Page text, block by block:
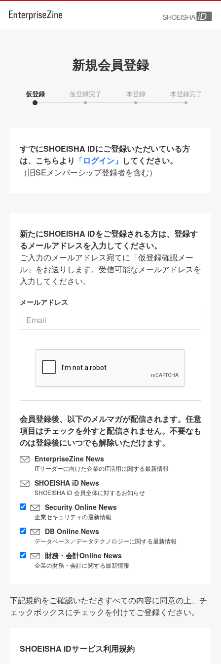
新規会員登録
仮登録 仮登録完了 本登録 本登録完了
すでにSHOEISHA iDにご登録いただいている方
は、こちらより 「ログイン」 してください。
（旧SEメンバーシップ登録者を含む）
新たにSHOEISHA iDをご登録される方は、登録す
るメールアドレスを入力してください。
ご入力のメールアドレス宛てに「仮登録確認メー
ル」をお送りします。受信可能なメールアドレスを
入力してください。
メールアドレス
会員登録後、以下のメルマガが配信されます。任意
項目はチェックを外すと配信されません。不要なも
のは登録後にいつでも解除いただけます。
EnterpriseZine News
ITリーダーに向けた企業のIT活用に関する最新情報
SHOEISHA iD News
SHOEISHA iD 会員全体に対するお知らせ
Security Online News
企業セキュリティの最新情報
DB Online News
データベース／データテクノロジーに関する最新情報
財務・会計Online News
企業の財務・会計に関する最新情報
下記規約をご確認いただきすべての内容に同意の上、チ
ェックボックスにチェックを付けてご登録ください。
SHOEISHA iDサービス利用規約